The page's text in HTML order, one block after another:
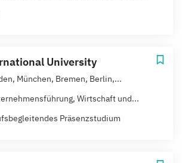
University
München, Bremen, Berlin,...
Wirtschaft und...
Präsenzstudium